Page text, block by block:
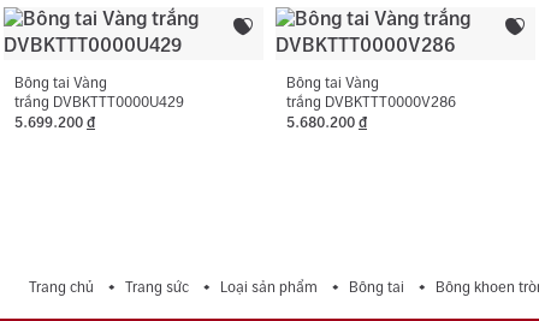
Bông tai Vàng
trắng DVBKTTT0000U429
5.699.200 đ
Bông tai Vàng
trắng DVBKTTT0000V286
5.680.200 đ
Trang chủ Trang sức Loại sản phẩm Bông tai Bông khoen